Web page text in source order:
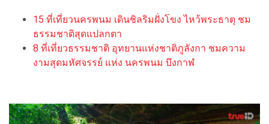
15 ที่เที่ยวนครพนม เดินชิลริมฝั่งโขง ไหว้พระธาตุ ชม
ธรรมชาติสุดแปลกตา
8 ที่เที่ยวธรรมชาติ อุทยานแห่งชาติภูลังกา ชมความ
งามสุดมหัศจรรย์ แห่ง นครพนม บึงกาฬ